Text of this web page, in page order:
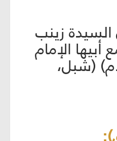
زينب
أبيها الإمام
(شبل،